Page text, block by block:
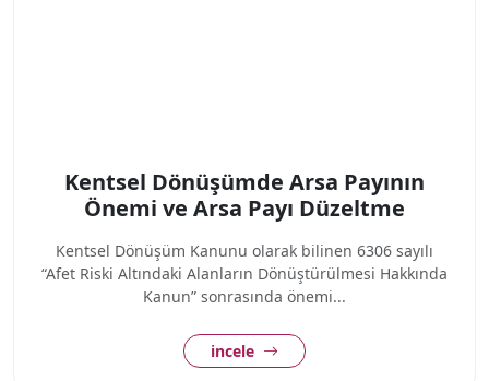
Kentsel Dönüşümde Arsa Payının
Önemi ve Arsa Payı Düzeltme
Kentsel Dönüşüm Kanunu olarak bilinen 6306 sayılı
“Afet Riski Altındaki Alanların Dönüştürülmesi Hakkında
Kanun” sonrasında önemi...
incele